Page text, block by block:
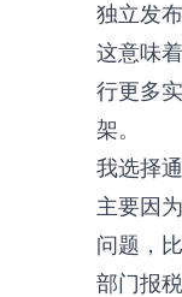
独立发
这意味
行更多
架。
我选择
主要因
问题，
部门报